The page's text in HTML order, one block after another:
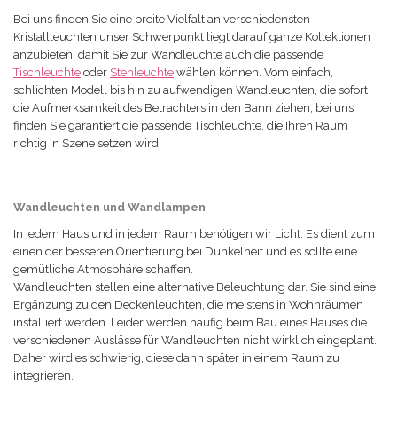
Bei uns finden Sie eine breite Vielfalt an verschiedensten
Kristallleuchten unser Schwerpunkt liegt darauf ganze Kollektionen
anzubieten, damit Sie zur Wandleuchte auch die passende
Tischleuchte oder Stehleuchte wählen können. Vom einfach,
schlichten Modell bis hin zu aufwendigen Wandleuchten, die sofort
die Aufmerksamkeit des Betrachters in den Bann ziehen, bei uns
finden Sie garantiert die passende Tischleuchte, die Ihren Raum
richtig in Szene setzen wird.
Wandleuchten und Wandlampen
In jedem Haus und in jedem Raum benötigen wir Licht. Es dient zum
einen der besseren Orientierung bei Dunkelheit und es sollte eine
gemütliche Atmosphäre schaffen.
Wandleuchten stellen eine alternative Beleuchtung dar. Sie sind eine
Ergänzung zu den Deckenleuchten, die meistens in Wohnräumen
installiert werden. Leider werden häufig beim Bau eines Hauses die
verschiedenen Auslässe für Wandleuchten nicht wirklich eingeplant.
Daher wird es schwierig, diese dann später in einem Raum zu
integrieren.